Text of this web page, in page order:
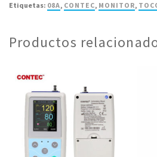
Derivaciones
Etiquetas: 08A, CONTEC, MONITOR,
Productos